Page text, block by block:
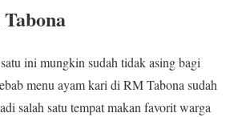
ini mungkin sudah tidak asing bagi
menu ayam kari di RM Tabona sudah
salah satu tempat makan favorit warga